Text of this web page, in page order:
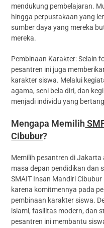
mendukung pembelajaran.
hingga perpustakaan yang
sumber daya yang mereka
mereka.
Pembinaan Karakter: Selain
pesantren ini juga
karakter siswa. Melalui
agama, seni bela diri, dan
menjadi individu yang
Mengapa Memilih
Cibubur?
Memilih pesantren di
masa depan pendidikan dan
SMAIT Insan Mandiri
karena komitmennya pada
pembinaan karakter siswa.
islami, fasilitas modern, dan
pesantren ini membantu